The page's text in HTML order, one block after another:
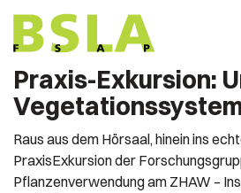
Praxis-Exkursion:
Raus aus dem Hörsaal, hinein ins
PraxisExkursion der
Pflanzenverwendung am ZHAW –